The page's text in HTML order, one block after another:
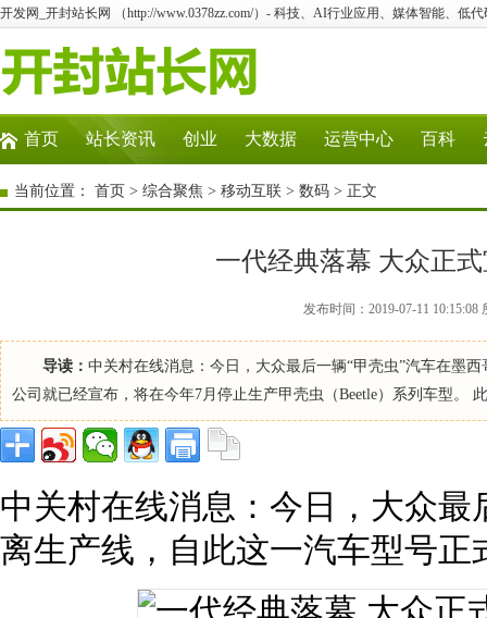
开发网_开封站长网 （http://www.0378zz.com/）- 科技、AI行业应用、媒体智能、低
首页 站长资讯 创业 大数据 运营中心 百科
当前位置： 首页 > 综合聚焦 > 移动互联 > 数码 > 正文
一代经典落幕 大众正
发布时间：2019-07-11
导读： 中关村在线消息：今日，大众最后一辆“甲壳虫”汽车在墨
公司就已经宣布，将在今年7月停止生产甲壳虫（Beetle）系列车型。
中关村在线消息：今日，大众最
离生产线，自此这一汽车型号正